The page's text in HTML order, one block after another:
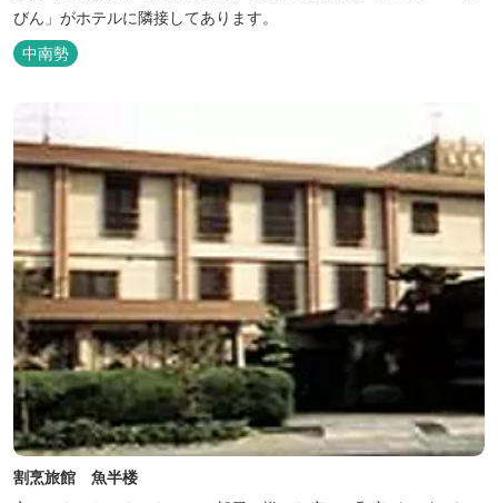
びん」がホテルに隣接してあります。
中南勢
割烹旅館 魚半楼